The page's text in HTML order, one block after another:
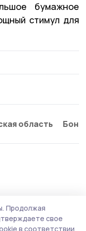
бумажное
стимул для
область
Продолжая
свое
в соответствии